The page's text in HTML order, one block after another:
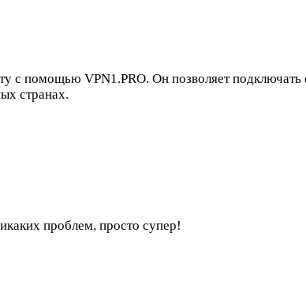
с помощью VPN1.PRO. Он позволяет подключать
странах.
проблем, просто супер!